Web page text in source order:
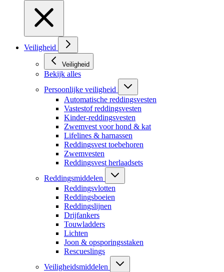
Veiligheid
Veiligheid
Bekijk alles
Persoonlijke veiligheid
Automatische reddingsvesten
Vastestof reddingsvesten
Kinder-reddingsvesten
Zwemvest voor hond & kat
Lifelines & harnassen
Reddingsvest toebehoren
Zwemvesten
Reddingsvest herlaadsets
Reddingsmiddelen
Reddingsvlotten
Reddingsboeien
Reddingslijnen
Drijfankers
Touwladders
Lichten
Joon & opsporingsstaken
Rescueslings
Veiligheidsmiddelen